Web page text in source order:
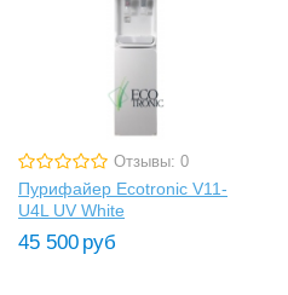
Отзывы: 0
Пурифайер Ecotronic V11-
U4L UV White
45 500 руб